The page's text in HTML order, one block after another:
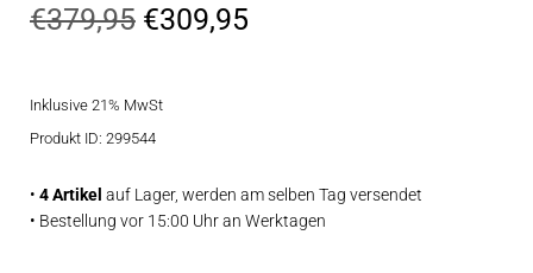
€379,95 Ursprünglicher
war:
€309,95Aktueller
Inklusive 21% MwSt
Produkt ID: 299544
• 4 Artikel auf Lager, werden am selben Tag versendet
• Bestellung vor 15:00 Uhr an Werktagen